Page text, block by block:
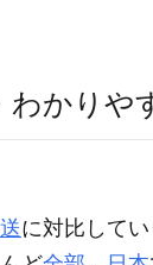
わかりや
に対比してい